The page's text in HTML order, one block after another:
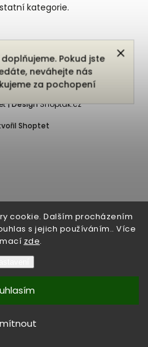
cookie. Dalším procházením
s jejich používáním.. Více
zde.
Pokud jste
neváhejte nás
za pochopení
kategorie.
Shoptet
. Všechna práva vyhrazena.
| Design Shoptak.cz